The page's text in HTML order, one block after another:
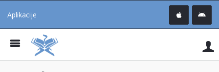
Aplikacije
®